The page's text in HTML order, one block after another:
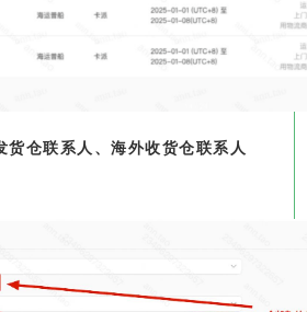
货仓联系人、海外收货仓联系人